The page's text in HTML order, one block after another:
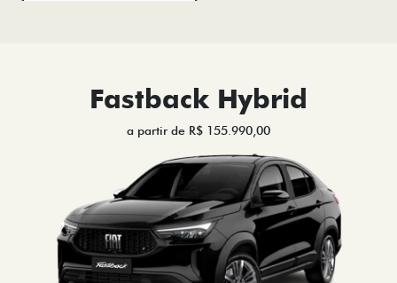
Fastback Hybrid
a partir de R$ 155.990,00